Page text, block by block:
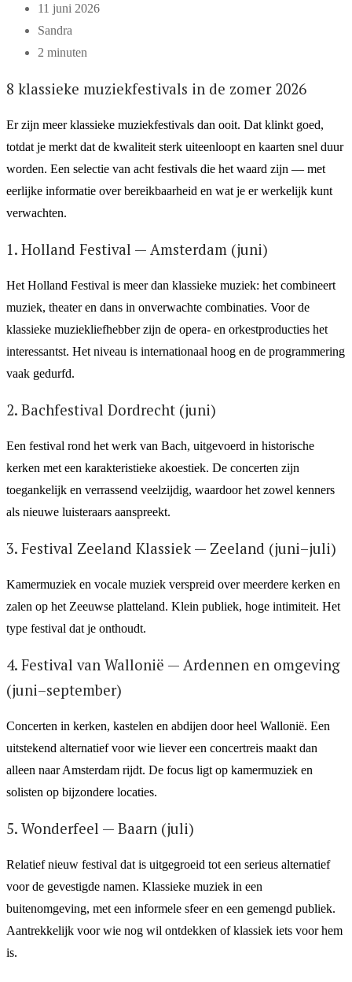
11 juni 2026
Sandra
2 minuten
8 klassieke muziekfestivals in de zomer 2026
Er zijn meer klassieke muziekfestivals dan ooit. Dat klinkt goed,
totdat je merkt dat de kwaliteit sterk uiteenloopt en kaarten snel duur
worden. Een selectie van acht festivals die het waard zijn — met
eerlijke informatie over bereikbaarheid en wat je er werkelijk kunt
verwachten.
1. Holland Festival — Amsterdam (juni)
Het Holland Festival is meer dan klassieke muziek: het combineert
muziek, theater en dans in onverwachte combinaties. Voor de
klassieke muziekliefhebber zijn de opera- en orkestproducties het
interessantst. Het niveau is internationaal hoog en de programmering
vaak gedurfd.
2. Bachfestival Dordrecht (juni)
Een festival rond het werk van Bach, uitgevoerd in historische
kerken met een karakteristieke akoestiek. De concerten zijn
toegankelijk en verrassend veelzijdig, waardoor het zowel kenners
als nieuwe luisteraars aanspreekt.
3. Festival Zeeland Klassiek — Zeeland (juni–juli)
Kamermuziek en vocale muziek verspreid over meerdere kerken en
zalen op het Zeeuwse platteland. Klein publiek, hoge intimiteit. Het
type festival dat je onthoudt.
4. Festival van Wallonië — Ardennen en omgeving
(juni–september)
Concerten in kerken, kastelen en abdijen door heel Wallonië. Een
uitstekend alternatief voor wie liever een concertreis maakt dan
alleen naar Amsterdam rijdt. De focus ligt op kamermuziek en
solisten op bijzondere locaties.
5. Wonderfeel — Baarn (juli)
Relatief nieuw festival dat is uitgegroeid tot een serieus alternatief
voor de gevestigde namen. Klassieke muziek in een
buitenomgeving, met een informele sfeer en een gemengd publiek.
Aantrekkelijk voor wie nog wil ontdekken of klassiek iets voor hem
is.